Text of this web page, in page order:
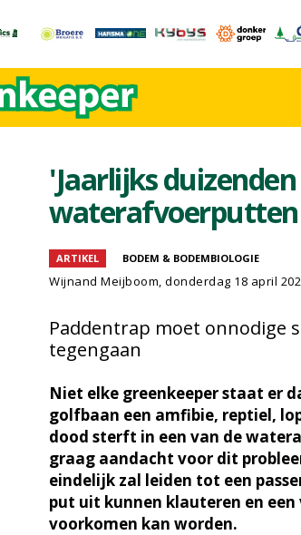
'Jaarlijks
ARTIKEL BODEM & BODEMBIOLOGIE
Wijnand Meijboom, donderdag 18 april
Paddentrap moet onnodige
tegengaan
Niet elke greenkeeper staat er
golfbaan een amfibie, reptiel,
dood sterft in een van de
graag aandacht voor dit
eindelijk zal leiden tot een
put uit kunnen klauteren en
voorkomen kan worden.